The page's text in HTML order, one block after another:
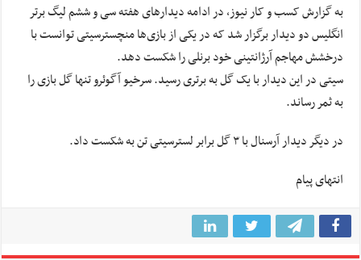
به گزارش کسب و کار نیوز، در ادامه دیدارهای هفته سی و ششم لیگ برتر
انگلیس دو دیدار برگزار شد که در یکی از بازی‌ها منچسترسیتی توانست با
درخشش مهاجم آرژانتینی خود برنلی را شکست دهد.
سیتیدر این دیدار با یک گل به برتری رسید.سرخیوآگوئرو تنها گل بازی را
به ثمر رساند.
در دیگر دیدار آرسنال با ۳ گل برابر
لسترسیتیتن به شکست داد.
انتهای پیام